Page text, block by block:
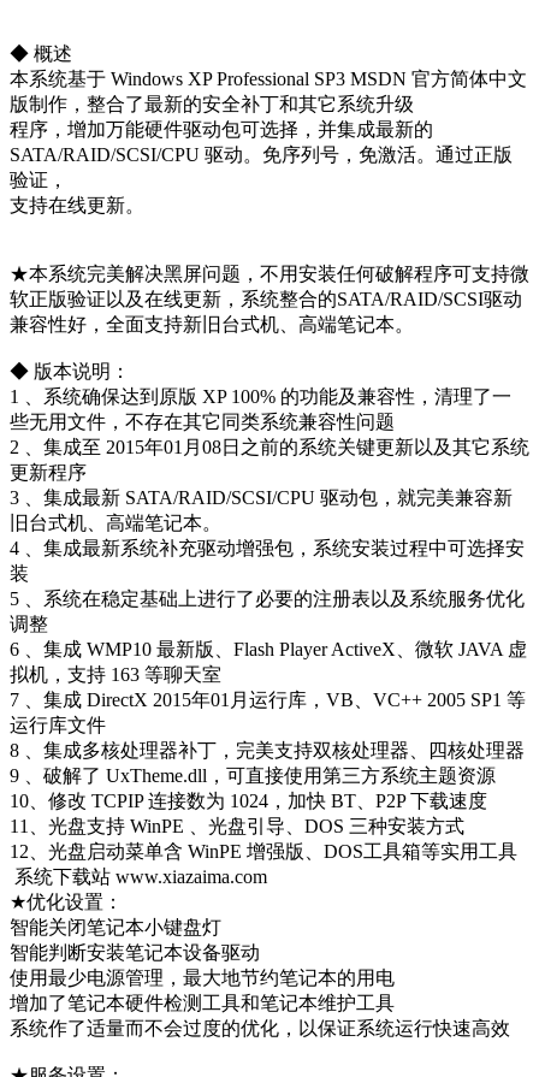
◆ 概述
本系统基于 Windows XP Professional SP3 MSDN 官方简体中文
版制作，整合了最新的安全补丁和其它系统升级
程序，增加万能硬件驱动包可选择，并集成最新的
SATA/RAID/SCSI/CPU 驱动。免序列号，免激活。通过正版
验证，
支持在线更新。
★本系统完美解决黑屏问题，不用安装任何破解程序可支持微
软正版验证以及在线更新，系统整合的SATA/RAID/SCSI驱动
兼容性好，全面支持新旧台式机、高端笔记本。
◆ 版本说明：
1 、系统确保达到原版 XP 100% 的功能及兼容性，清理了一
些无用文件，不存在其它同类系统兼容性问题
2 、集成至 2015年01月08日之前的系统关键更新以及其它系统
更新程序
3 、集成最新 SATA/RAID/SCSI/CPU 驱动包，就完美兼容新
旧台式机、高端笔记本。
4 、集成最新系统补充驱动增强包，系统安装过程中可选择安
装
5 、系统在稳定基础上进行了必要的注册表以及系统服务优化
调整
6 、集成 WMP10 最新版、Flash Player ActiveX、微软 JAVA 虚
拟机，支持 163 等聊天室
7 、集成 DirectX 2015年01月运行库，VB、VC++ 2005 SP1 等
运行库文件
8 、集成多核处理器补丁，完美支持双核处理器、四核处理器
9 、破解了 UxTheme.dll，可直接使用第三方系统主题资源
10、修改 TCPIP 连接数为 1024，加快 BT、P2P 下载速度
11、光盘支持 WinPE 、光盘引导、DOS 三种安装方式
12、光盘启动菜单含 WinPE 增强版、DOS工具箱等实用工具
系统下载站 www.xiazaima.com
★优化设置：
智能关闭笔记本小键盘灯
智能判断安装笔记本设备驱动
使用最少电源管理，最大地节约笔记本的用电
增加了笔记本硬件检测工具和笔记本维护工具
系统作了适量而不会过度的优化，以保证系统运行快速高效